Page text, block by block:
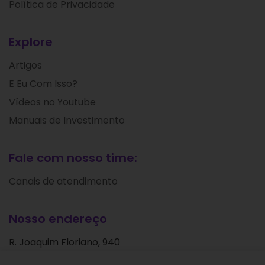
Política de Privacidade
Explore
Artigos
E Eu Com Isso?
Vídeos no Youtube
Manuais de Investimento
Fale com nosso time:
Canais de atendimento
Nosso endereço
R. Joaquim Floriano, 940